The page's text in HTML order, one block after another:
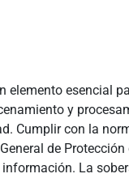
elemento esencial
y
Cumplir con la
de
La